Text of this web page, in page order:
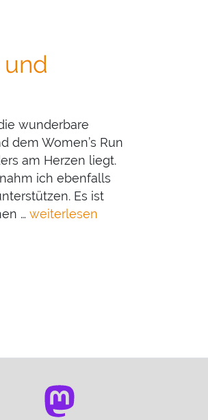
und
wunderbare
dem Women’s Run
am Herzen liegt.
ich ebenfalls
Es ist
… weiterlesen